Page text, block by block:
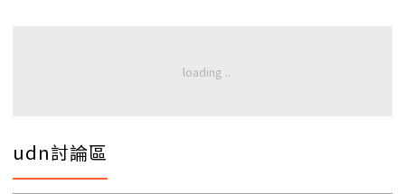
udn討論區